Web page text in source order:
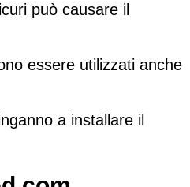
può causare il
essere utilizzati anche
a installare il